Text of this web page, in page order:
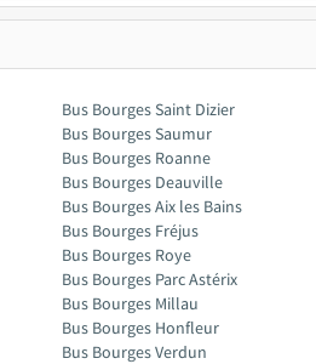
Bus Bourges Saint Dizier
Bus Bourges Saumur
Bus Bourges Roanne
Bus Bourges Deauville
Bus Bourges Aix les Bains
Bus Bourges Fréjus
Bus Bourges Roye
Bus Bourges Parc Astérix
Bus Bourges Millau
Bus Bourges Honfleur
Bus Bourges Verdun